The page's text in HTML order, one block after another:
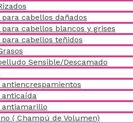
cabellos dañados
cabellos blancos y grises
cabellos teñidos
Sensible/Descamado
antiamarillo
( Champú de Volumen)